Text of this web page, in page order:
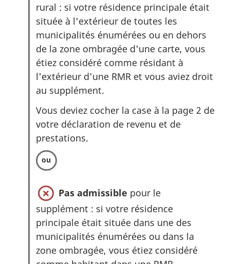
rural : si votre résidence principale était
située à l'extérieur de toutes les
municipalités énumérées ou en dehors
de la zone ombragée d'une carte, vous
étiez considéré comme résidant à
l'extérieur d'une RMR et vous aviez droit
au supplément.
Vous deviez cocher la case à la page 2 de
votre déclaration de revenu et de
prestations.
Pas admissible pour le
supplément : si votre résidence
principale était située dans une des
municipalités énumérées ou dans la
zone ombragée, vous étiez considéré